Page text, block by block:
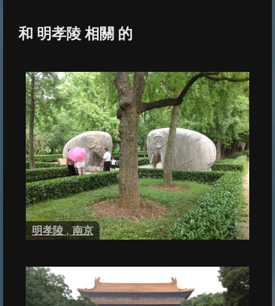
和 明孝陵 相關 的
明孝陵 , 南京